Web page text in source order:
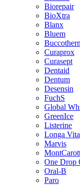
Biorepair
BioXtra
Blanx
Bluem
Curaprox
Curasept
Dentaid
Dentum
Desensin
FuchS
Global
GreenIce
Listerine
Longa Vita
Marvis
One Drop
Oral-B
Paro